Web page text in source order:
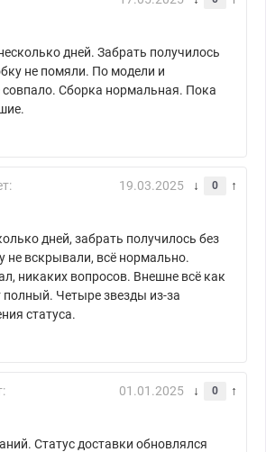
дней. Забрать получилось
не помяли. По модели и
совпало. Сборка нормальная. Пока
19.03.2025 0
дней, забрать получилось без
не вскрывали, всё нормально.
никаких вопросов. Внешне всё как
полный. Четыре звезды из-за
статуса.
01.01.2025 0
Статус доставки обновлялся